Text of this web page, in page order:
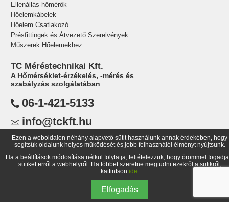
Ellenállás-hőmérők
Hőelemkábelek
Hőelem Csatlakozó
Présfittingek és Átvezető Szerelvények
Műszerek Hőelemekhez
TC Méréstechnikai Kft.
A Hőmérséklet-érzékelés, -mérés és
szabályzás szolgálatában
06-1-421-5133
info@tckft.hu
TC Méréstechnikai Kft.,
Magyarország
2026 TC Méréstechnikai Kft.
Ezen a weboldalon néhány alapvető sütit használunk annak érdekében, hogy
segítsük oldalunk helyes működését és jobb felhasználói élményt nyújtsunk.
Ha a beállítások módosítása nélkül folytatja, feltételezzük, hogy örömmel
sütiket erről a webhelyről. Ha többet szeretne megtudni ezekről a sütikről,
kattintson ide.
Elfogadás